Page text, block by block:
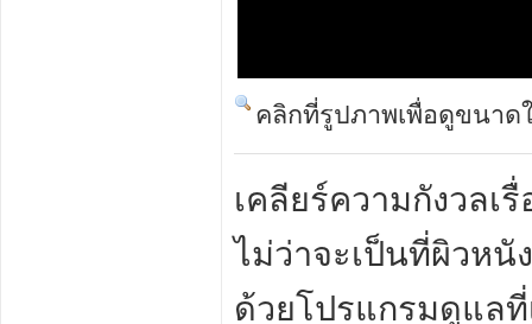
คลิกที่รูปภาพเพื่อดูขนาด
เคลียร์ความกังวลเ
ไม่ว่าจะเป็นที่ผิวห
ด้วยโปรแกรมดูแล